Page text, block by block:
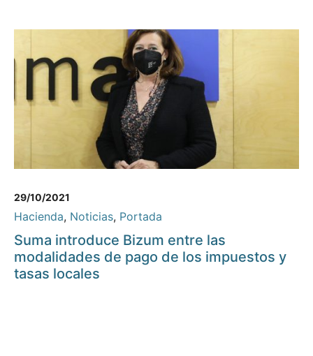
29/10/2021
Hacienda, Noticias, Portada
Suma introduce Bizum entre las
modalidades de pago de los impuestos y
tasas locales